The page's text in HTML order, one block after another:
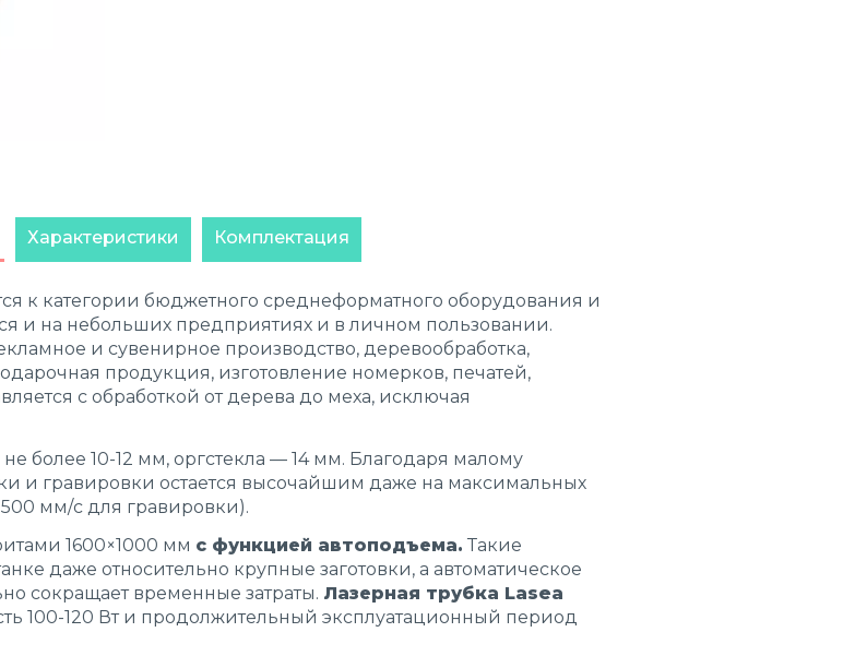
Характеристики Комплектация
к категории бюджетного среднеформатного оборудования и
и на небольших предприятиях и в личном пользовании.
и сувенирное производство, деревообработка,
продукция, изготовление номерков, печатей,
с обработкой от дерева до меха, исключая
более 10-12 мм, оргстекла — 14 мм. Благодаря малому
и гравировки остается высочайшим даже на максимальных
мм/с для гравировки).
1600×1000 мм с функцией автоподъема. Такие
даже относительно крупные заготовки, а автоматическое
сокращает временные затраты. Лазерная трубка Lasea
100-120 Вт и продолжительный эксплуатационный период